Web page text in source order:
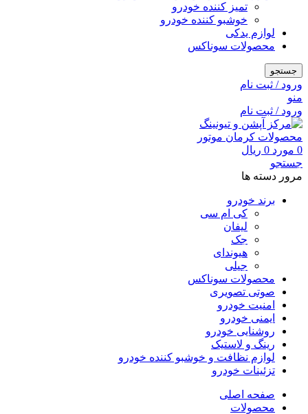
تمیز کننده خودرو
خوشبو کننده خودرو
لوازم یدکی
محصولات سوناکس
جستجو
ورود / ثبت نام
منو
ورود / ثبت نام
0 مورد 0 ریال
جستجو
مرور دسته ها
برند خودرو
کی ام سی
لیفان
جک
هیوندای
جیلی
محصولات سوناکس
صوتی تصویری
امنیت خودرو
ایمنی خودرو
روشنایی خودرو
رینگ و لاستیک
لوازم نظافت و خوشبو کننده خودرو
تزئینات خودرو
صفحه اصلی
محصولات